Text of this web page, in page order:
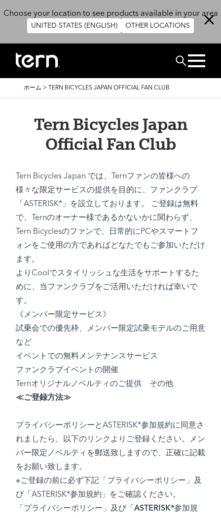
Choose your location to see products available in your area
UNITED STATES (ENGLISH) OTHER LOCATIONS
検索
パ
ホーム > TERN BICYCLES JAPAN OFFICIAL FAN CLUB
Tern Bicycles Japan
Official Fan Club
Tern Bicycles Japan では、Ternファンの皆様への
様々な限定サービスの提供を目的に、ファンクラブ
「ASTERISK*」を設立しております。 ご登録は無料
で、Ternのオーナー様であるかないかに関わらず、
Tern Bicyclesのファンで、日常的にPCやスマートフ
ォンをご使用の方であればどなたでもご参加いただけ
ます。
よりCoolでスタイリッシュな生活をサポートするた
めに、当ファンクラブをご活用いただければ幸いで
す。
《メンバー限定サービス》
試乗会での優先枠、メンバー限定試乗モデルのご用意
など
イベントでの無料メンテナンスサービス
ファンクラブイベントの開催
Ternオリジナルノベルティのご提供 その他
≪ご登録方法≫
プライバシーポリシーとASTERISK*参加規約に同意さ
れましたら、以下のリンクよりご登録ください。メン
バー限定ノベルティを郵送致しますので、正確に記載
をお願い致します。
※ご登録の前に必ず下記「プライバシーポリシー」及
び「ASTERISK*参加規約」をご確認ください。
「 プライバシーポリシー 」及び「 ASTERISK*参加規